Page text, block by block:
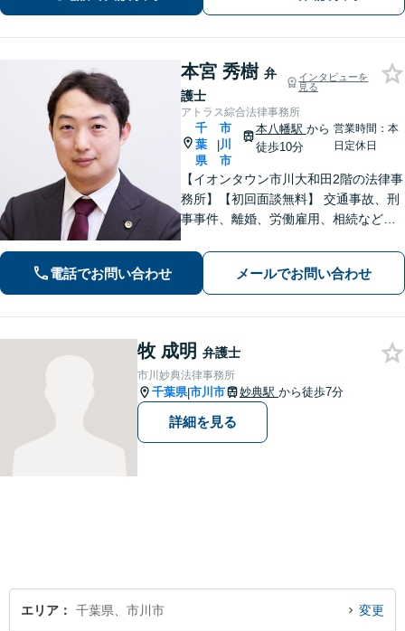
本宮 秀樹 弁
護士
インタビューを
見る
アトラス綜合法律事務所
千
葉
県
|
市
川
市
本八幡駅 から
徒歩10分
営業時間：本
日定休日
【イオンタウン市川大和田2階の法律事
務所】【初回面談無料】 交通事故、刑
事事件、離婚、労働雇用、相続などの
経験15年以上】依頼者様に寄り添い、
解決へと導きます【電話相談可】【本
八幡駅9分】
電話でお問い合わせ メールでお問い合わせ
牧 成明 弁護士
市川妙典法律事務所
千葉県|市川市 妙典駅 から徒歩7分
詳細を見る
エリア 千葉県、市川市 変更